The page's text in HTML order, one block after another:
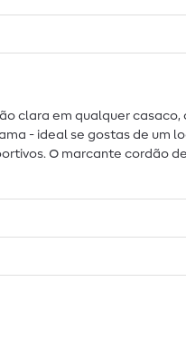
clara em qualquer
- ideal se gostas de
O marcante cordão